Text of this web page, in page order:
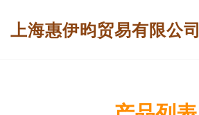
上海惠伊昀贸易有限公司